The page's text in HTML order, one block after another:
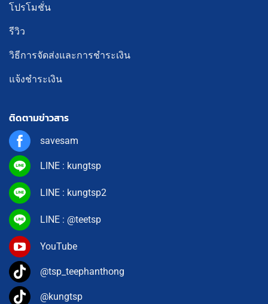
โปรโมชั่น
รีวิว
วิธีการจัดส่งและการชำระเงิน
แจ้งชำระเงิน
ติดตามข่าวสาร
savesam
LINE : kungtsp
LINE : kungtsp2
LINE : @teetsp
YouTube
@tsp_teephanthong
@kungtsp